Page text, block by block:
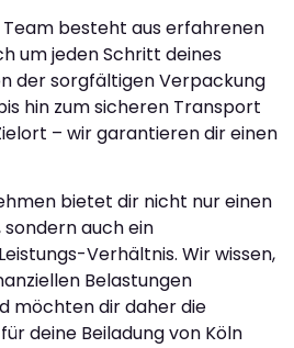
besteht aus erfahrenen
um jeden Schritt deines
der sorgfältigen Verpackung
hin zum sicheren Transport
– wir garantieren dir einen
bietet dir nicht nur einen
sondern auch ein
Verhältnis. Wir wissen,
Belastungen
möchten dir daher die
deine Beiladung von Köln